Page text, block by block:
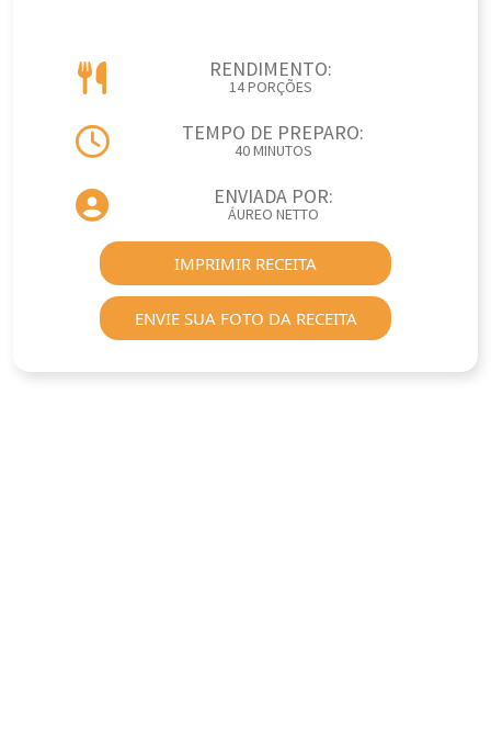
RENDIMENTO:
14 PORÇÕES
TEMPO DE PREPARO:
40 MINUTOS
ENVIADA POR:
ÁUREO NETTO
IMPRIMIR RECEITA
ENVIE SUA FOTO DA RECEITA